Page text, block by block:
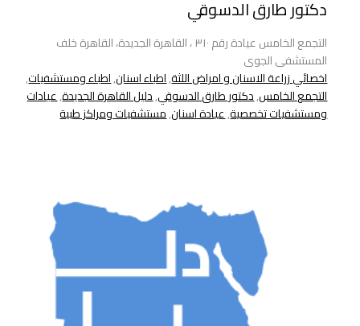
دكتور طارق الدسوقي
التجمع الخامس عيادة رقم ٣١٠ ، القاهرة الجديدة، القاهرة خلف
المستشفى الجوى
اخصائي زراعة الاسنان و امراض اللثة,اطباء اسنان,اطباء ومستشفيات,
التجمع الخامس,دكتور طارق الدسوقي,دليل القاهرة الجديدة,عيادات
ومستشفيات تخصصية,عيادة اسنان,مستشفيات ومراكز طبية